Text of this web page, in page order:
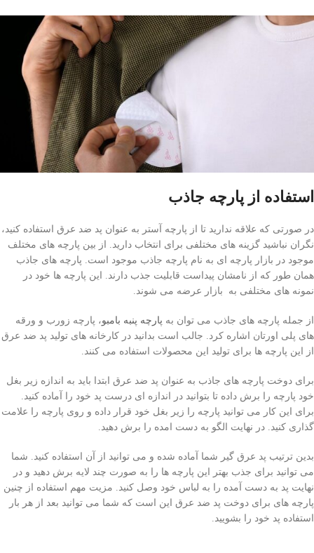
استفاده از پارچه جاذب
در صورتی که علاقه ندارید تا از پارچه آستر به عنوان پد ضد عرق استفاده کنید،
نگران نباشید گزینه های مختلفی برای انتخاب دارید. از بین پارچه های مختلف
موجود در بازار پارچه ای به نام پارچه جاذب موجود است. پارچه های جاذب
همان طور که از نامشان پیداست قابلیت جذب دارند. این پارچه ها خود در
نمونه های مختلفی به بازار عرضه می شوند.
از جمله پارچه های جاذب می توان به پارچه پنبه بامبو، پارچه زورب و ورقه
های پلی اورتان اشاره کرد. جالب است بدانید در کارخانه های تولید پد ضد عرق
از این پارچه ها برای تولید این محصولات استفاده می کنند.
برای دوخت پارچه های جاذب به عنوان پد ضد عرق ابتدا باید به اندازه زیر بغل
خود پارچه را برش داده تا بتوانید در اندازه ای درست پد خود را آماده کنید.
برای این کار می توانید پارچه را زیر بغل خود قرار داده و روی پارچه را علامت
گذاری کنید. در نهایت الگو به دست امده را برش دهید.
بدین ترتیب پد عرق گیر شما آماده شده و می توانید از آن استفاده کنید. شما
می توانید برای جذب بهتر این پارچه ها را به صورت چند لایه برش دهید و در
نهایت پد به دست آمده را به لباس خود وصل کنید. مزیت مهم استفاده از چنین
پارچه های برای دوخت پد ضد عرق این است که شما می توانید بعد از هر بار
استفاده پد خود را بشویید.